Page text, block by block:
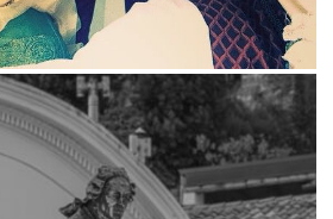
Mag 23